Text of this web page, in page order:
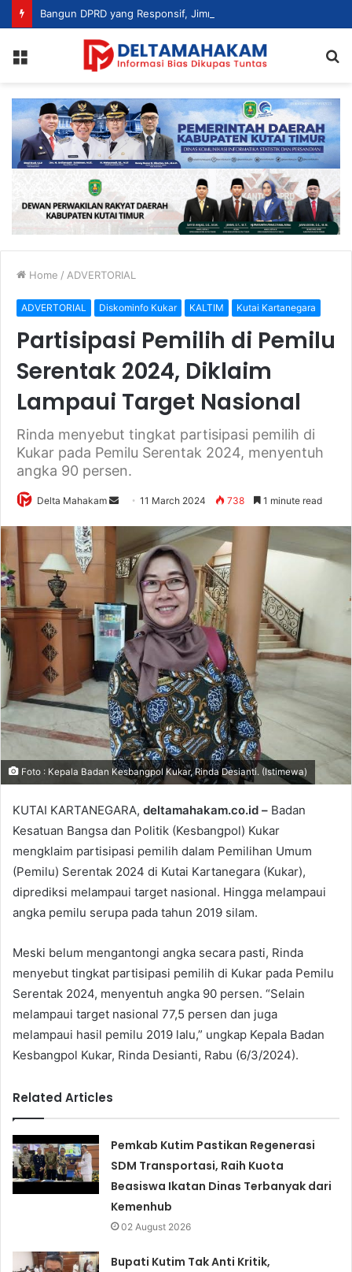
Home / ADVERTORIAL
ADVERTORIAL Diskominfo Kukar KALTIM Kutai Kartanegara
Partisipasi Pemilih di Pemilu
Serentak 2024, Diklaim
Lampaui Target Nasional
Rinda menyebut tingkat partisipasi pemilih di
Kukar pada Pemilu Serentak 2024, menyentuh
angka 90 persen.
Delta Mahakam
d
a
e
m
a
i
l
11 March 2024 738 1 minute read
Foto : Kepala Badan Kesbangpol Kukar, Rinda Desianti. (Istimewa)
KUTAI KARTANEGARA, deltamahakam.co.id – Badan
Kesatuan Bangsa dan Politik (Kesbangpol) Kukar
mengklaim partisipasi pemilih dalam Pemilihan Umum
(Pemilu) Serentak 2024 di Kutai Kartanegara (Kukar),
diprediksi melampaui target nasional. Hingga melampaui
angka pemilu serupa pada tahun 2019 silam.
Meski belum mengantongi angka secara pasti, Rinda
menyebut tingkat partisipasi pemilih di Kukar pada Pemilu
Serentak 2024, menyentuh angka 90 persen. “Selain
melampaui target nasional 77,5 persen dan juga
melampaui hasil pemilu 2019 lalu,” ungkap Kepala Badan
Kesbangpol Kukar, Rinda Desianti, Rabu (6/3/2024).
Related Articles
Pemkab Kutim Pastikan Regenerasi
SDM Transportasi, Raih Kuota
Beasiswa Ikatan Dinas Terbanyak dari
Kemenhub
02 August 2026
Bupati Kutim Tak Anti Kritik,